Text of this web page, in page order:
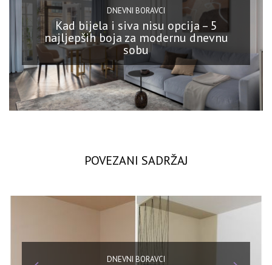
DNEVNI BORAVCI
Kad bijela i siva nisu opcija – 5
najljepših boja za modernu dnevnu
sobu
POVEZANI SADRŽAJ
DNEVNI BORAVCI